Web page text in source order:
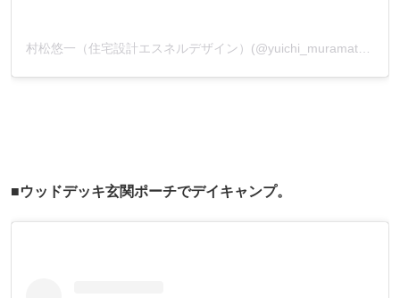
村松悠一（住宅設計エスネルデザイン）(@yuichi_muramatsu_)がシェアした投稿
■ウッドデッキ玄関ポーチでデイキャンプ。